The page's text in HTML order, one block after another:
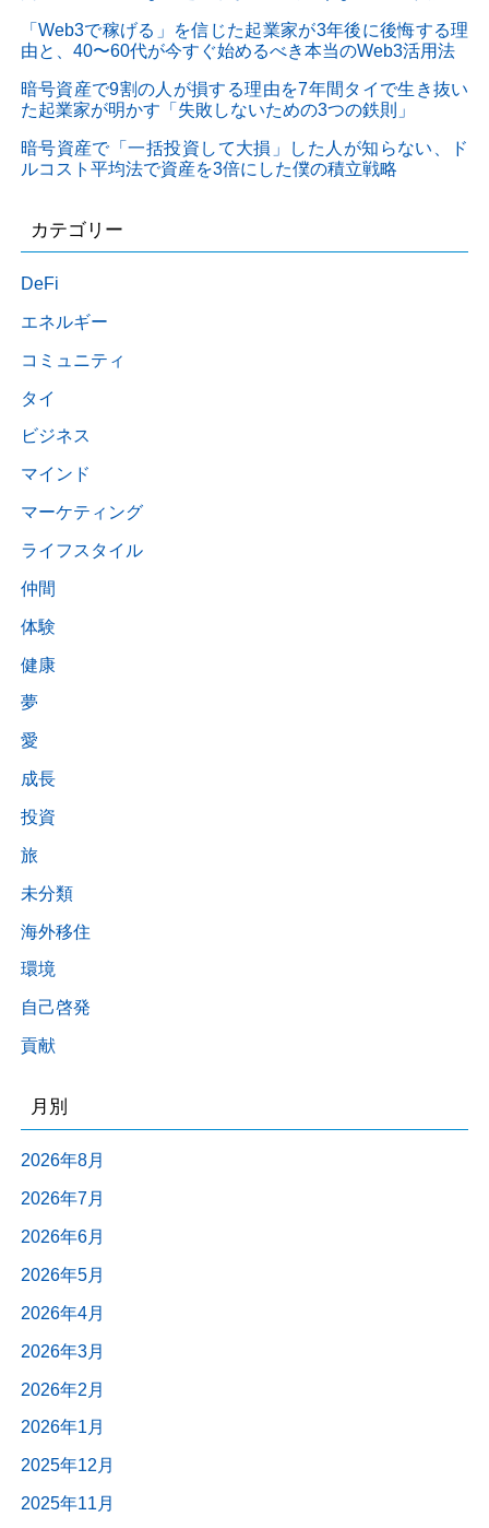
「Web3で稼げる」を信じた起業家が3年後に後悔する理
由と、40〜60代が今すぐ始めるべき本当のWeb3活用法
暗号資産で9割の人が損する理由を7年間タイで生き抜い
た起業家が明かす「失敗しないための3つの鉄則」
暗号資産で「一括投資して大損」した人が知らない、ド
ルコスト平均法で資産を3倍にした僕の積立戦略
カテゴリー
DeFi
エネルギー
コミュニティ
タイ
ビジネス
マインド
マーケティング
ライフスタイル
仲間
体験
健康
夢
愛
成長
投資
旅
未分類
海外移住
環境
自己啓発
貢献
月別
2026年8月
2026年7月
2026年6月
2026年5月
2026年4月
2026年3月
2026年2月
2026年1月
2025年12月
2025年11月